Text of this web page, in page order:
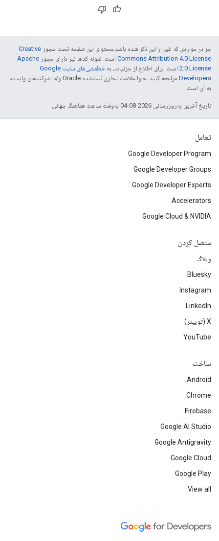
جز در مواردی که غیر از این ذکر شده باشد،‌محتوای این صفحه تحت مجوز Creative
Commons Attribution 4.0 License است. نمونه کدها نیز دارای مجوز Apache
2.0 License است. برای اطلاع از جزئیات، به
خطمشی‌های سایت Google
Developers‏
مراجعه کنید. جاوا علامت تجاری ثبت‌شده Oracle و/یا شرکت‌های وابسته
به آن است.
تاریخ آخرین به‌روزرسانی 2026-08-04 به‌وقت ساعت هماهنگ جهانی.
تعامل
Google Developer Program
Google Developer Groups
Google Developer Experts
Accelerators
Google Cloud & NVIDIA
متصل کردن
وبلاگ
Bluesky
Instagram
LinkedIn
‫X (توییتر)
YouTube
ساخت
Android
Chrome
Firebase
Google AI Studio
Google Antigravity
Google Cloud
Google Play
View all